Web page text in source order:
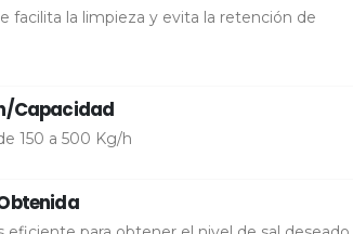
facilita la limpieza y evita la retención de
Capacidad
150 a 500 Kg/h